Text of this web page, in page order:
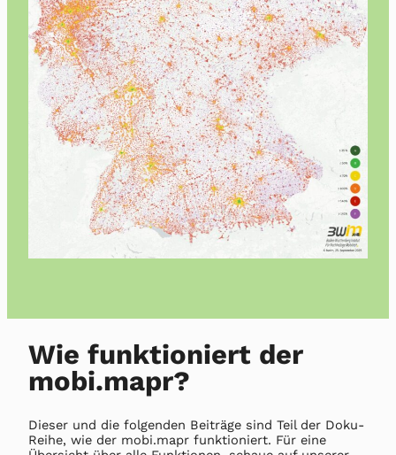
Wie funktioniert der
mobi.mapr?
Dieser und die folgenden Beiträge sind Teil der Doku-
Reihe, wie der mobi.mapr funktioniert. Für eine